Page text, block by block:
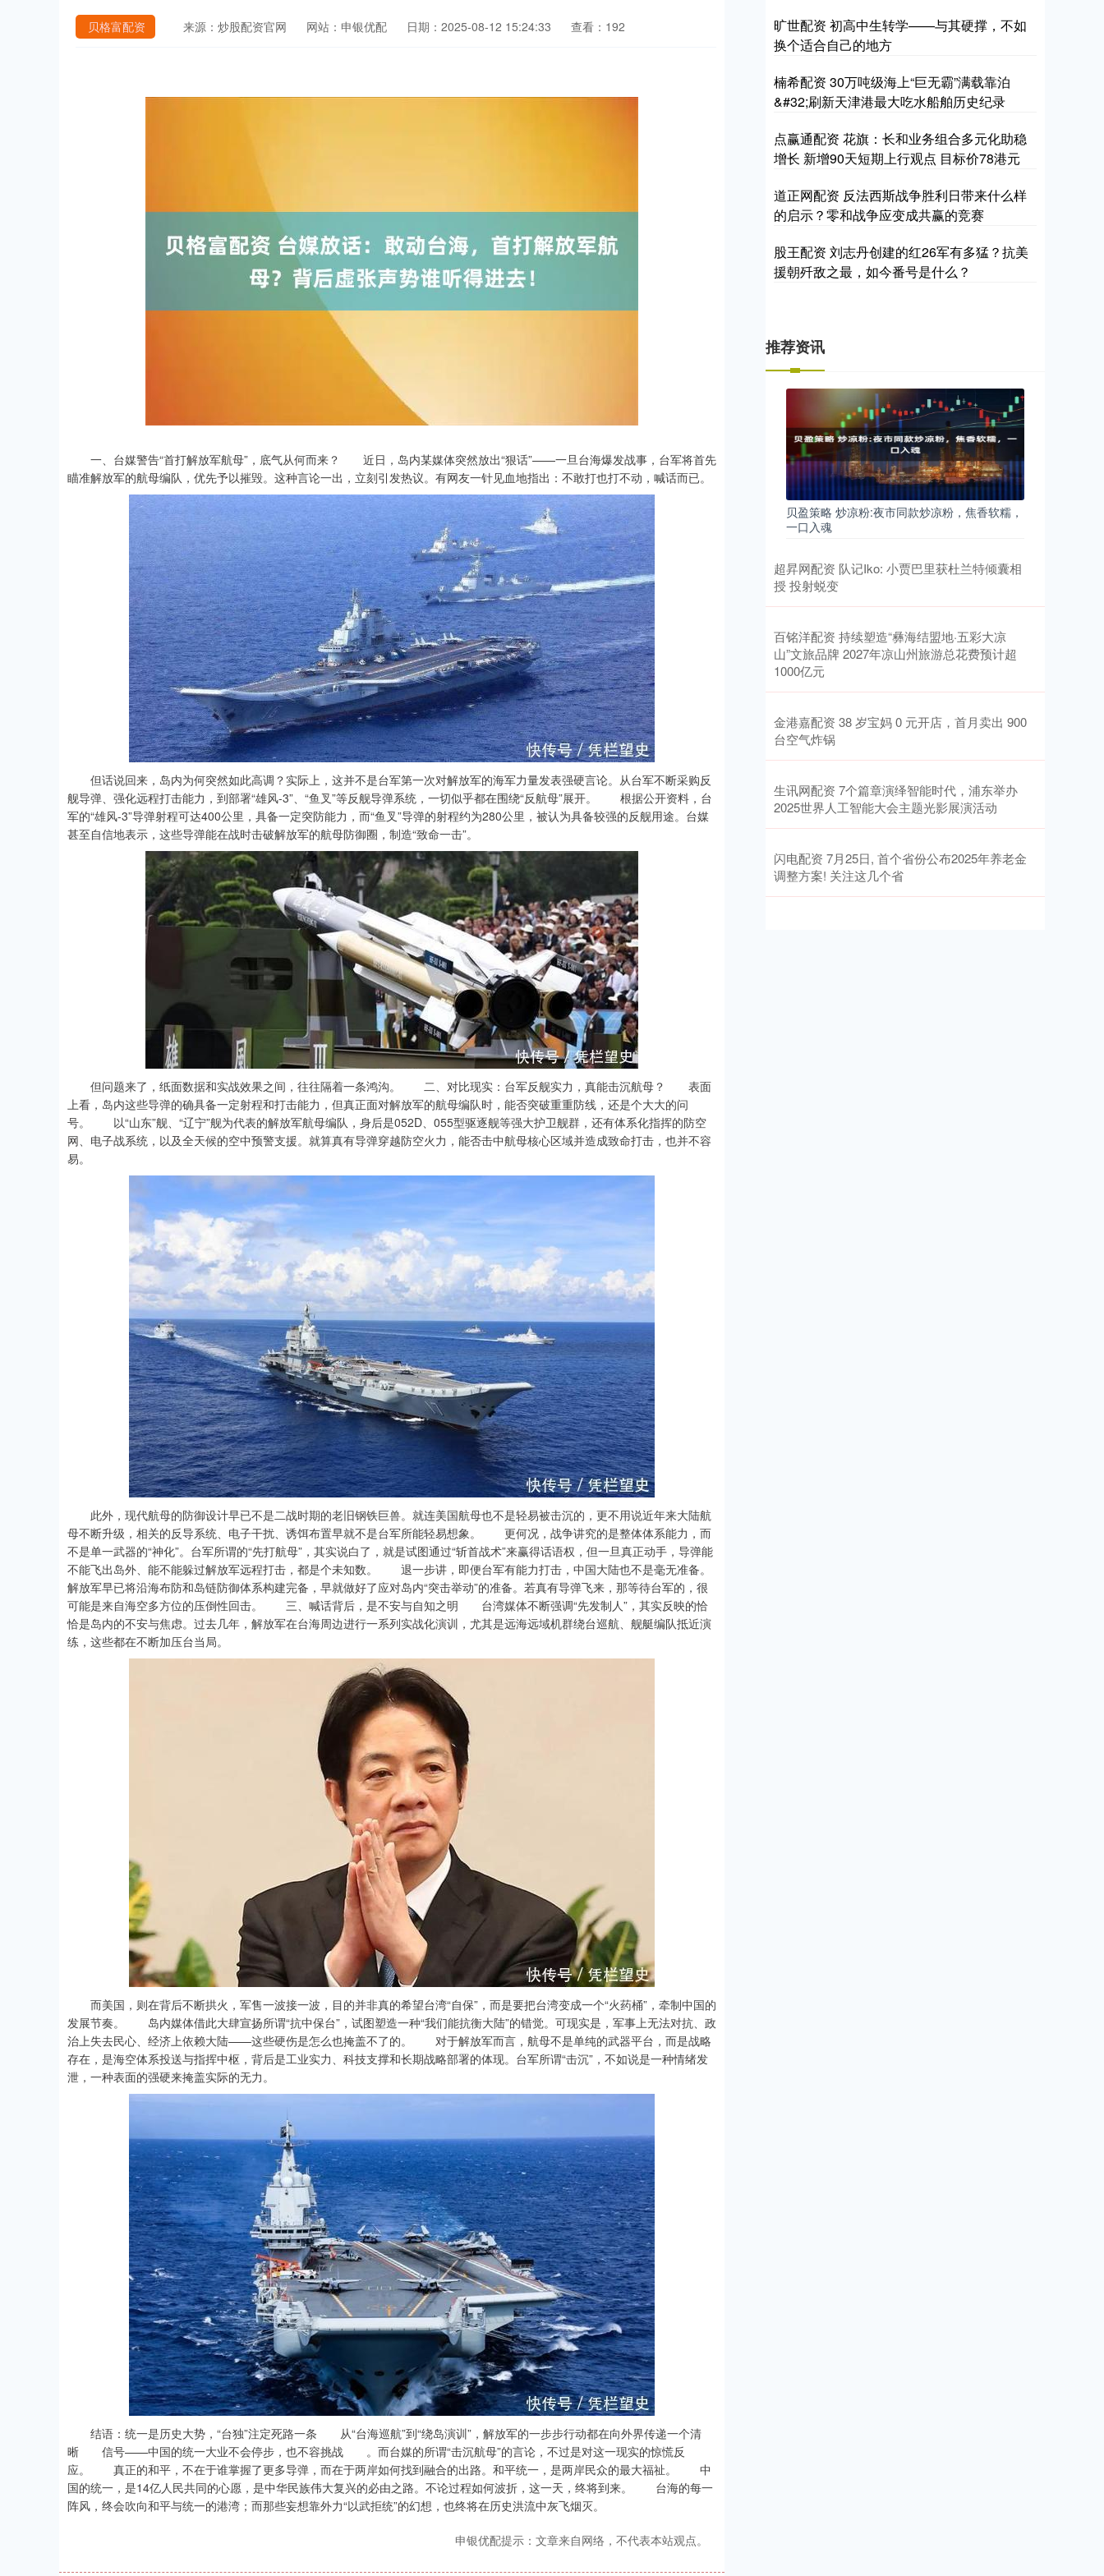
贝格富配资 来源：炒股配资官网 网站：申银优配 日期：2025-08-12 15:24:33 查看：192
一、台媒警告“首打解放军航母”，底气从何而来？ 近日，岛内某媒体突然放出“狠话”——一旦台海爆发战事，台军将首先
瞄准解放军的航母编队，优先予以摧毁。这种言论一出，立刻引发热议。有网友一针见血地指出：不敢打也打不动，喊话而已。
但话说回来，岛内为何突然如此高调？实际上，这并不是台军第一次对解放军的海军力量发表强硬言论。从台军不断采购反
舰导弹、强化远程打击能力，到部署“雄风-3”、“鱼叉”等反舰导弹系统，一切似乎都在围绕“反航母”展开。 根据公开资料，台
军的“雄风-3”导弹射程可达400公里，具备一定突防能力，而“鱼叉”导弹的射程约为280公里，被认为具备较强的反舰用途。台媒
甚至自信地表示，这些导弹能在战时击破解放军的航母防御圈，制造“致命一击”。
但问题来了，纸面数据和实战效果之间，往往隔着一条鸿沟。 二、对比现实：台军反舰实力，真能击沉航母？ 表面
上看，岛内这些导弹的确具备一定射程和打击能力，但真正面对解放军的航母编队时，能否突破重重防线，还是个大大的问
号。 以“山东”舰、“辽宁”舰为代表的解放军航母编队，身后是052D、055型驱逐舰等强大护卫舰群，还有体系化指挥的防空
网、电子战系统，以及全天候的空中预警支援。就算真有导弹穿越防空火力，能否击中航母核心区域并造成致命打击，也并不容
易。
此外，现代航母的防御设计早已不是二战时期的老旧钢铁巨兽。就连美国航母也不是轻易被击沉的，更不用说近年来大陆航
母不断升级，相关的反导系统、电子干扰、诱饵布置早就不是台军所能轻易想象。 更何况，战争讲究的是整体体系能力，而
不是单一武器的“神化”。台军所谓的“先打航母”，其实说白了，就是试图通过“斩首战术”来赢得话语权，但一旦真正动手，导弹能
不能飞出岛外、能不能躲过解放军远程打击，都是个未知数。 退一步讲，即便台军有能力打击，中国大陆也不是毫无准备。
解放军早已将沿海布防和岛链防御体系构建完备，早就做好了应对岛内“突击举动”的准备。若真有导弹飞来，那等待台军的，很
可能是来自海空多方位的压倒性回击。 三、喊话背后，是不安与自知之明 台湾媒体不断强调“先发制人”，其实反映的恰
恰是岛内的不安与焦虑。过去几年，解放军在台海周边进行一系列实战化演训，尤其是远海远域机群绕台巡航、舰艇编队抵近演
练，这些都在不断加压台当局。
而美国，则在背后不断拱火，军售一波接一波，目的并非真的希望台湾“自保”，而是要把台湾变成一个“火药桶”，牵制中国的
发展节奏。 岛内媒体借此大肆宣扬所谓“抗中保台”，试图塑造一种“我们能抗衡大陆”的错觉。可现实是，军事上无法对抗、政
治上失去民心、经济上依赖大陆——这些硬伤是怎么也掩盖不了的。 对于解放军而言，航母不是单纯的武器平台，而是战略
存在，是海空体系投送与指挥中枢，背后是工业实力、科技支撑和长期战略部署的体现。台军所谓“击沉”，不如说是一种情绪发
泄，一种表面的强硬来掩盖实际的无力。
结语：统一是历史大势，“台独”注定死路一条 从“台海巡航”到“绕岛演训”，解放军的一步步行动都在向外界传递一个清
晰 信号——中国的统一大业不会停步，也不容挑战 。而台媒的所谓“击沉航母”的言论，不过是对这一现实的惊慌反
应。 真正的和平，不在于谁掌握了更多导弹，而在于两岸如何找到融合的出路。和平统一，是两岸民众的最大福祉。 中
国的统一，是14亿人民共同的心愿，是中华民族伟大复兴的必由之路。不论过程如何波折，这一天，终将到来。 台海的每一
阵风，终会吹向和平与统一的港湾；而那些妄想靠外力“以武拒统”的幻想，也终将在历史洪流中灰飞烟灭。
申银优配提示：文章来自网络，不代表本站观点。
旷世配资 初高中生转学——与其硬撑，不如
换个适合自己的地方
楠希配资 30万吨级海上“巨无霸”满载靠泊
&#32;刷新天津港最大吃水船舶历史纪录
点赢通配资 花旗：长和业务组合多元化助稳
增长 新增90天短期上行观点 目标价78港元
道正网配资 反法西斯战争胜利日带来什么样
的启示？零和战争应变成共赢的竞赛
股王配资 刘志丹创建的红26军有多猛？抗美
援朝歼敌之最，如今番号是什么？
推荐资讯
贝盈策略 炒凉粉:夜市同款炒凉粉，焦香软糯，
一口入魂
超昇网配资 队记Iko: 小贾巴里获杜兰特倾囊相
授 投射蜕变
百铭洋配资 持续塑造“彝海结盟地·五彩大凉
山”文旅品牌 2027年凉山州旅游总花费预计超
1000亿元
金港嘉配资 38 岁宝妈 0 元开店，首月卖出 900
台空气炸锅
生讯网配资 7个篇章演绎智能时代，浦东举办
2025世界人工智能大会主题光影展演活动
闪电配资 7月25日, 首个省份公布2025年养老金
调整方案! 关注这几个省